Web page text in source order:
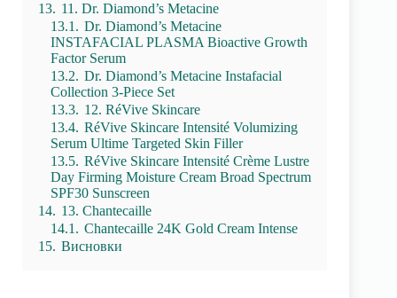
13. 11. Dr. Diamond’s Metacine
13.1. Dr. Diamond’s Metacine
INSTAFACIAL PLASMA Bioactive Growth
Factor Serum
13.2. Dr. Diamond’s Metacine Instafacial
Collection 3-Piece Set
13.3. 12. RéVive Skincare
13.4. RéVive Skincare Intensité Volumizing
Serum Ultime Targeted Skin Filler
13.5. RéVive Skincare Intensité Crème Lustre
Day Firming Moisture Cream Broad Spectrum
SPF30 Sunscreen
14. 13. Chantecaille
14.1. Chantecaille 24K Gold Cream Intense
15. Висновки